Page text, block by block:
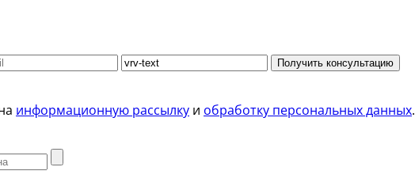
Получить консультацию
информационную рассылку и обработку персональных данных.